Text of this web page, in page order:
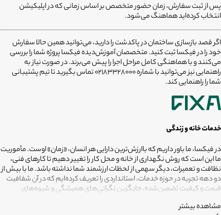
پس از ثبت سفارش، زمان حضور متخصص بر اساس زمانی که در اپلیکیشن
انتخاب کرده‌اید هماهنگ می‌شود.
اگر قصدبازسازی ساختمان در پاکدشترا دارید، می‌توانید همین حالا سفارش
خود را در فیکسا ثبت کنید. متخصصان آموزش‌دیده فیکسا پروژه شما را بررسی
می‌کنند و با هماهنگی کامل مراحل اجرا را پیش می‌برند. در صورت نیاز به
راهنمایی نیز می‌توانید با شماره02183328000تماس بگیرید تا تیم پشتیبانی
شما را راهنمایی کند.
خدمات خانه و زندگی
در فیکسا، ما باور داریم که باارزش‌ترین دارایی هر انسان، «زمان» اوست. مأموریت
ما این است که روش نگهداری از خانه و محل کار را تغییر دهیم تا کارهای فنی،
نظافت و تعمیرات، دیگر سهمی از لحظات ارزشمند شما نداشته باشد. ما با بیش از
دو دهه تجربه در حوزه خدمات، استانداردی را تعریف کرده‌ایم که در آن شفافیت
قیمت و کیفیت تضمین‌شده، جایگزین نگرانی‌های همیشگی و شیوه‌های
متخصصانی بسپاریم که از فیلترهای سخت‌گیرانه رد شده‌اند تا نتیجه نهایی،
مشاهده بیشتر